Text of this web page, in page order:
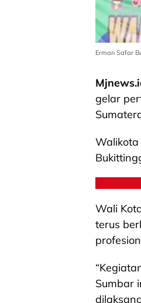
Erman Safar
gelar
Wali
terus
Sumbar